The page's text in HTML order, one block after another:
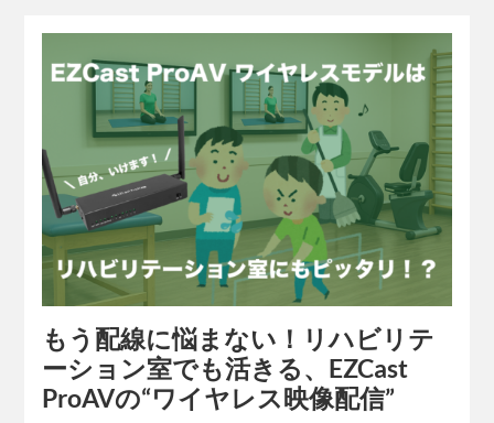
もう配線に悩まない！リハビリテ
ーション室でも活きる、EZCast
ProAVの“ワイヤレス映像配信”